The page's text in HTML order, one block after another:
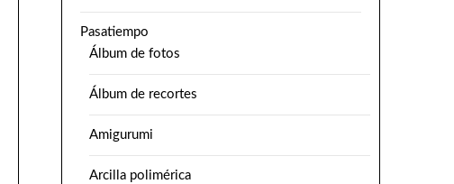
Pasatiempo
Álbum de fotos
Álbum de recortes
Amigurumi
Arcilla polimérica